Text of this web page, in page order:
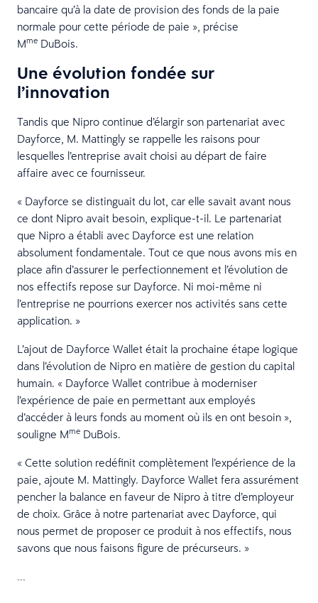
bancaire qu’à la date de provision des fonds de la paie
normale pour cette période de paie », précise
Mme DuBois.
Une évolution fondée sur
l’innovation
Tandis que Nipro continue d’élargir son partenariat avec
Dayforce, M. Mattingly se rappelle les raisons pour
lesquelles l’entreprise avait choisi au départ de faire
affaire avec ce fournisseur.
« Dayforce se distinguait du lot, car elle savait avant nous
ce dont Nipro avait besoin, explique-t-il. Le partenariat
que Nipro a établi avec Dayforce est une relation
absolument fondamentale. Tout ce que nous avons mis en
place afin d’assurer le perfectionnement et l’évolution de
nos effectifs repose sur Dayforce. Ni moi-même ni
l’entreprise ne pourrions exercer nos activités sans cette
application. »
L’ajout de Dayforce Wallet était la prochaine étape logique
dans l’évolution de Nipro en matière de gestion du capital
humain. « Dayforce Wallet contribue à moderniser
l’expérience de paie en permettant aux employés
d’accéder à leurs fonds au moment où ils en ont besoin »,
souligne Mme DuBois.
« Cette solution redéfinit complètement l’expérience de la
paie, ajoute M. Mattingly. Dayforce Wallet fera assurément
pencher la balance en faveur de Nipro à titre d’employeur
de choix. Grâce à notre partenariat avec Dayforce, qui
nous permet de proposer ce produit à nos effectifs, nous
savons que nous faisons figure de précurseurs. »
---